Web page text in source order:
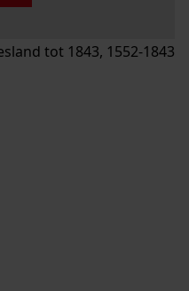
tot 1843, 1552-1843